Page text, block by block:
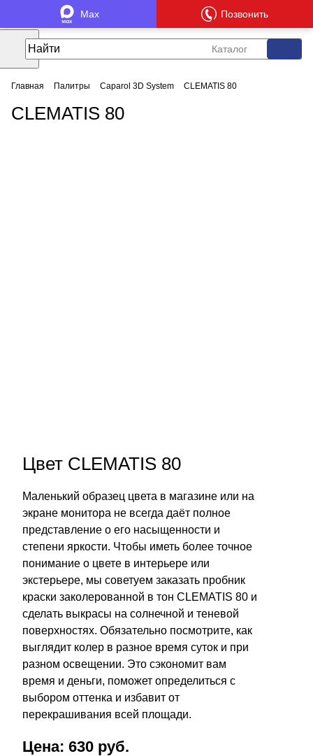
Каталог
Главная Палитры Caparol 3D System CLEMATIS 80
CLEMATIS 80
Цвет CLEMATIS 80
Маленький образец цвета в магазине или на
экране монитора не всегда даёт полное
представление о его насыщенности и
степени яркости. Чтобы иметь более точное
понимание о цвете в интерьере или
экстерьере, мы советуем заказать пробник
краски заколерованной в тон CLEMATIS 80 и
сделать выкрасы на солнечной и теневой
поверхностях. Обязательно посмотрите, как
выглядит колер в разное время суток и при
разном освещении. Это сэкономит вам
время и деньги, поможет определиться с
выбором оттенка и избавит от
перекрашивания всей площади.
Цена: 630 руб.
Max Позвонить